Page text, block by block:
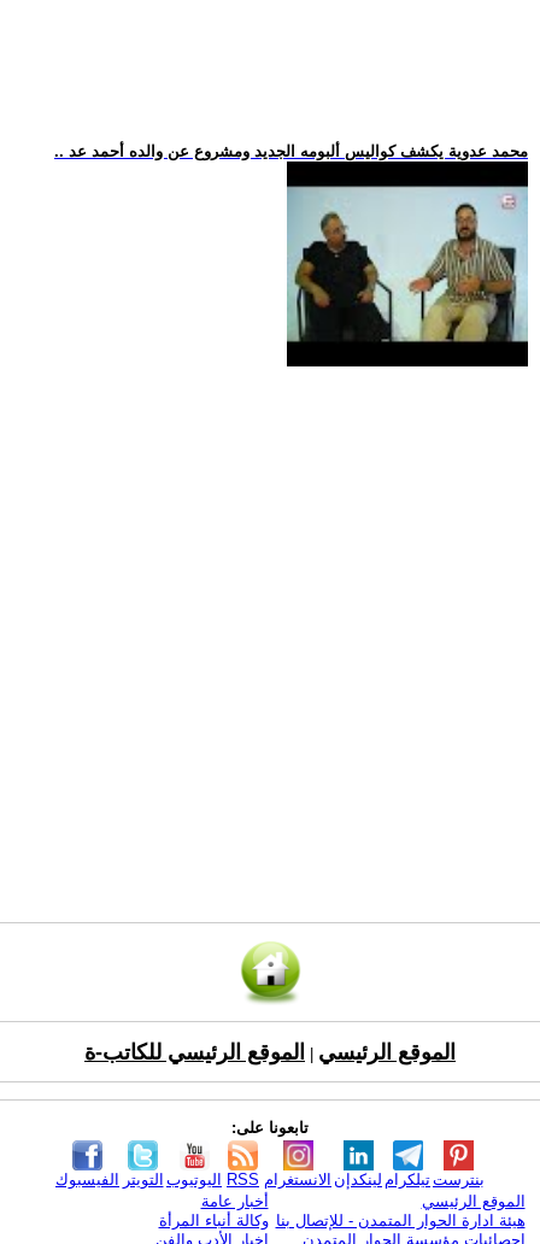
.. محمد عدوية يكشف كواليس ألبومه الجديد ومشروع عن والده أحمد عد
الموقع الرئيسي الموقع الرئيسي للكاتب-ة
تابعونا على:
الفيسبوك التويتر اليوتيوب RSS الانستغرام لينكدإن تيلكرامبنترست
الموقع الرئيسي
هيئة ادارة الحوار المتمدن - للإتصال بنا
إحصائيات مؤسسة الحوار المتمدن
أخبار عامة
وكالة أنباء المرأة
اخبار الأدب والفن